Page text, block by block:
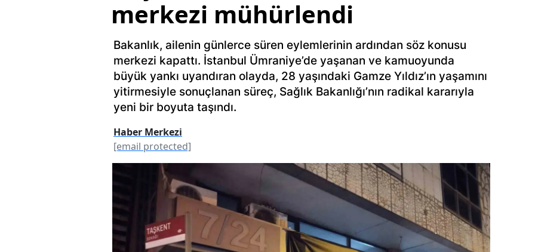
merkezi mühürlendi
Bakanlık, ailenin günlerce süren eylemlerinin ardından söz konusu
merkezi kapattı. İstanbul Ümraniye’de yaşanan ve kamuoyunda
büyük yankı uyandıran olayda, 28 yaşındaki Gamze Yıldız’ın yaşamını
yitirmesiyle sonuçlanan süreç, Sağlık Bakanlığı’nın radikal kararıyla
yeni bir boyuta taşındı.
Haber Merkezi
[email protected]